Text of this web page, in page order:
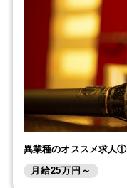
異業種のオススメ求人①
月給25万円～